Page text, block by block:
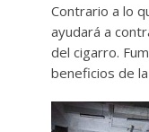
Contrario a lo
ayudará a
del cigarro.
beneficios de